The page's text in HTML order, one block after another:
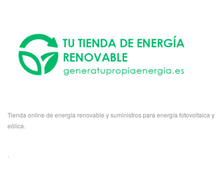
Tienda online de energía renovable y suministros para energía fotovoltaica y
eólica.
.